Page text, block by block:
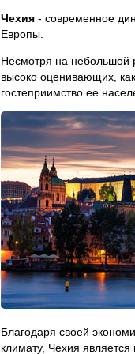
Чехия- современное
Европы.
Несмотря на небольшой
высоко оценивающих,
гостеприимство ее
Благодаря своей
климату, Чехия